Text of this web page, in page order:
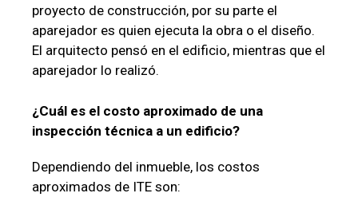
proyecto de construcción, por su parte el
aparejador es quien ejecuta la obra o el diseño.
El arquitecto pensó en el edificio, mientras que el
aparejador lo realizó.
¿Cuál es el costo aproximado de una
inspección técnica a un edificio?
Dependiendo del inmueble, los costos
aproximados de ITE son: